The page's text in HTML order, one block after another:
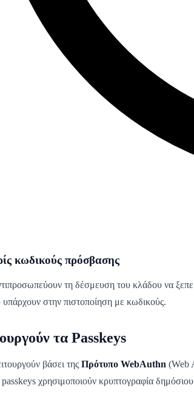
κωδικούς πρόσβασης
τη δέσμευση του κλάδου να
στην πιστοποίηση με κωδικούς.
τα Passkeys
βάσει της Πρότυπο WebAuthn (Web
passkeys χρησιμοποιούν κρυπτογραφία δημόσιου